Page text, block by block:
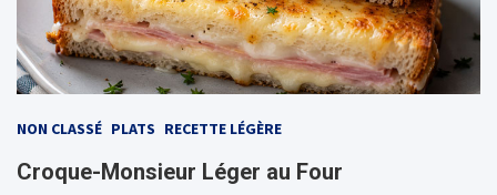
NON CLASSÉ PLATS RECETTE LÉGÈRE
Croque-Monsieur Léger au Four